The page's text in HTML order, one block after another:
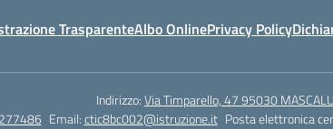
TrasparenteAlbo OnlinePrivacy Policy
Indirizzo:Via Timparello, 47 95030
Email:ctic8bc002@istruzione.it Posta elettronica